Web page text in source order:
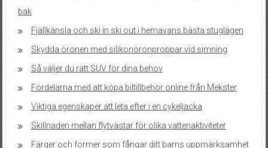
bak
Fjällkänsla och ski in ski out i hemavans bästa stuglägen
Skydda öronen med silikonöronproppar vid simning
Så väljer du rätt SUV för dina behov
Fördelarna med att köpa biltillbehör online från Mekster
Viktiga egenskaper att leta efter i en cykeljacka
Skillnaden mellan flytvästar för olika vattenaktiviteter
Färger och former som fångar ditt barns uppmärksamhet